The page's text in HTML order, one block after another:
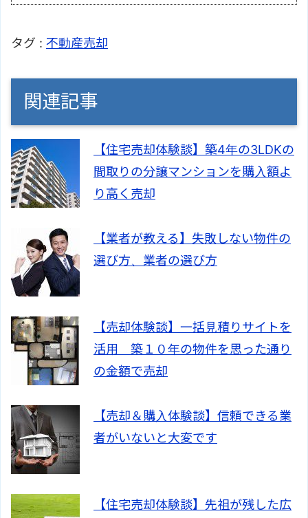
タグ : 不動産売却
関連記事
【住宅売却体験談】築4年の3LDKの
間取りの分譲マンションを購入額よ
り高く売却
【業者が教える】失敗しない物件の
選び方、業者の選び方
【売却体験談】一括見積りサイトを
活用 築１０年の物件を思った通り
の金額で売却
【売却＆購入体験談】信頼できる業
者がいないと大変です
【住宅売却体験談】先祖が残した広